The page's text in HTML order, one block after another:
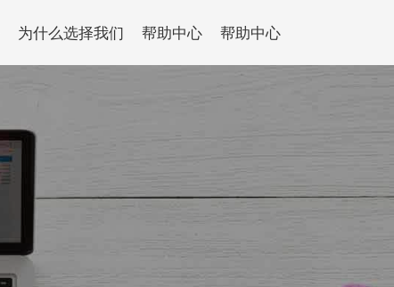
为什么选择我们 帮助中心 帮助中心